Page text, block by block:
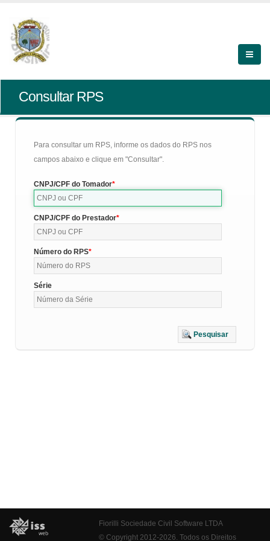
Consultar RPS
Para consultar um RPS, informe os dados do RPS nos
campos abaixo e clique em "Consultar".
CNPJ/CPF do Tomador
CNPJ/CPF do Prestador
Número do RPS
Série
Pesquisar
Fiorilli Sociedade Civil Software LTDA
© Copyright 2012-2026. Todos os Direitos